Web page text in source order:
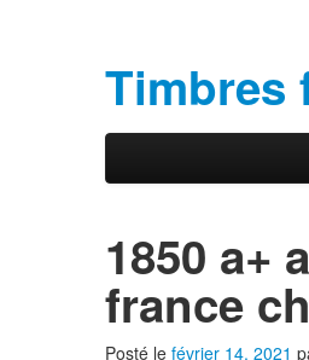
Timbres
Menu principal
1850 a+
france
Posté le février 14, 2021